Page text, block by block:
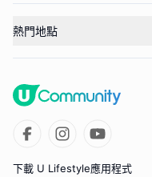
熱門地點
下載 U Lifestyle應用程式